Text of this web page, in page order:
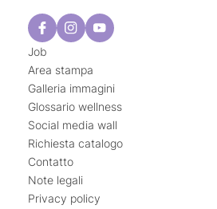
Job
Area stampa
Galleria immagini
Glossario wellness
Social media wall
Richiesta catalogo
Contatto
Note legali
Privacy policy